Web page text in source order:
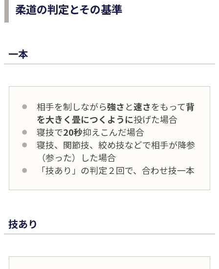
柔道の判定とその基準
一本
相手を制しながら強さと速さをもって背
を大きく畳につくように投げた場合
寝技で20秒抑えこんだ場合
寝技、関節技、絞め技などで相手が降参
（参った）した場合
「技あり」の判定２回で、合わせ技一本
技あり